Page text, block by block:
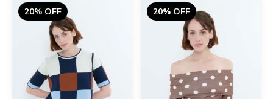
20% OFF 20% OFF